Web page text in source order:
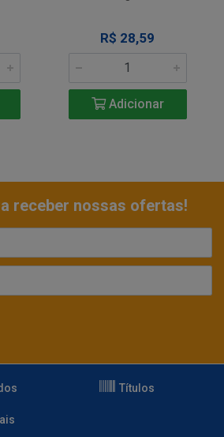
R$ 28,59
Adicionar
receber nossas ofertas!
Títulos